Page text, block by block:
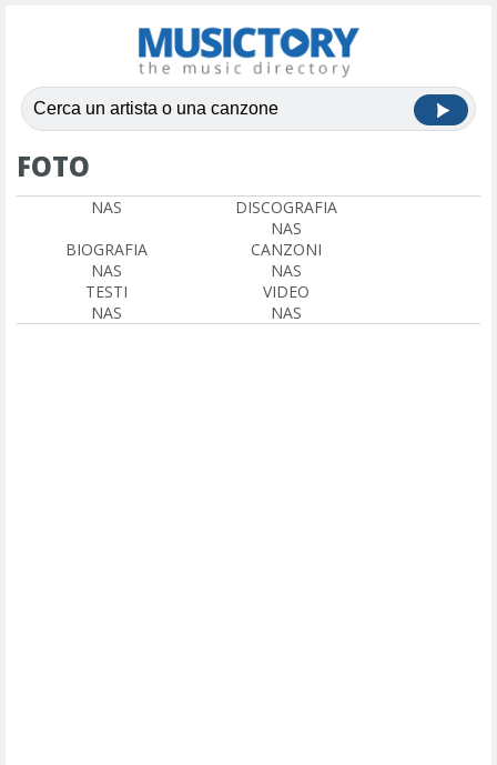
FOTO
NAS
DISCOGRAFIA
NAS
BIOGRAFIA
NAS
CANZONI
NAS
TESTI
NAS
VIDEO
NAS